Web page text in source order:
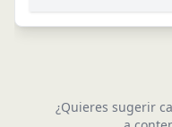
¿Quieres sugerir